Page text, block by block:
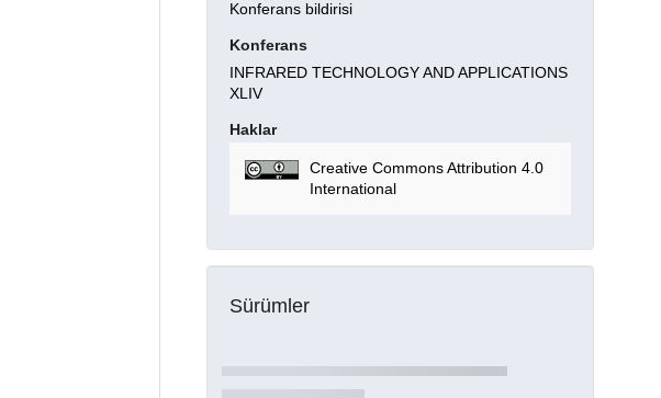
Konferans bildirisi
Konferans
INFRARED TECHNOLOGY AND APPLICATIONS
XLIV
Haklar
Creative Commons Attribution 4.0
International
Sürümler